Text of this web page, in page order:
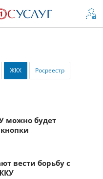
ЖКХ Росреестр
можно будет
вести борьбу с